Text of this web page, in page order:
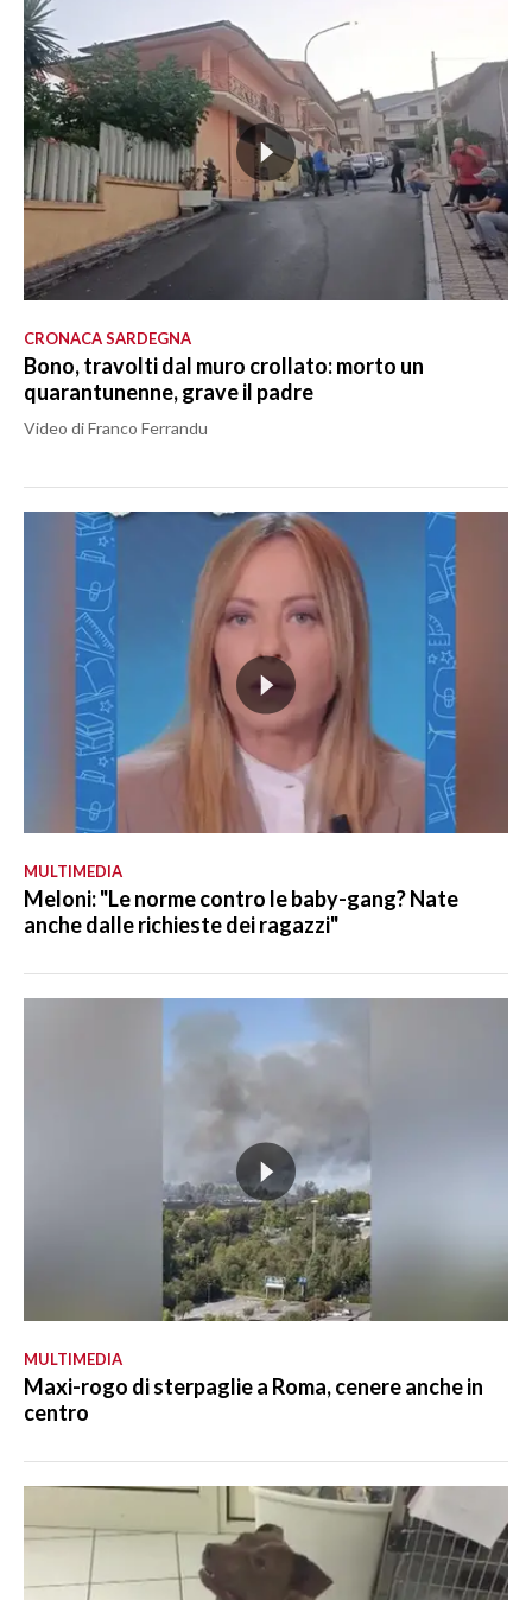
CRONACA SARDEGNA
Bono, travolti dal muro crollato: morto un
quarantunenne, grave il padre
Video di Franco Ferrandu
MULTIMEDIA
Meloni: "Le norme contro le baby-gang? Nate
anche dalle richieste dei ragazzi"
MULTIMEDIA
Maxi-rogo di sterpaglie a Roma, cenere anche in
centro